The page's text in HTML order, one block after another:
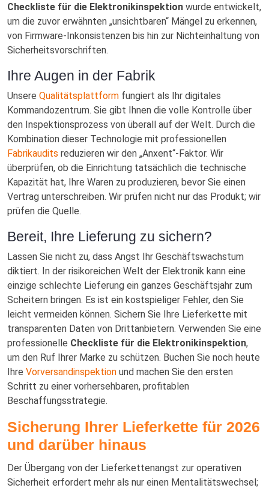
Checkliste für die Elektronikinspektion wurde entwickelt,
um die zuvor erwähnten „unsichtbaren“ Mängel zu erkennen,
von Firmware-Inkonsistenzen bis hin zur Nichteinhaltung von
Sicherheitsvorschriften.
Ihre Augen in der Fabrik
Unsere Qualitätsplattform fungiert als Ihr digitales
Kommandozentrum. Sie gibt Ihnen die volle Kontrolle über
den Inspektionsprozess von überall auf der Welt. Durch die
Kombination dieser Technologie mit professionellen
Fabrikaudits reduzieren wir den „Anxent“-Faktor. Wir
überprüfen, ob die Einrichtung tatsächlich die technische
Kapazität hat, Ihre Waren zu produzieren, bevor Sie einen
Vertrag unterschreiben. Wir prüfen nicht nur das Produkt; wir
prüfen die Quelle.
Bereit, Ihre Lieferung zu sichern?
Lassen Sie nicht zu, dass Angst Ihr Geschäftswachstum
diktiert. In der risikoreichen Welt der Elektronik kann eine
einzige schlechte Lieferung ein ganzes Geschäftsjahr zum
Scheitern bringen. Es ist ein kostspieliger Fehler, den Sie
leicht vermeiden können. Sichern Sie Ihre Lieferkette mit
transparenten Daten von Drittanbietern. Verwenden Sie eine
professionelle Checkliste für die Elektronikinspektion,
um den Ruf Ihrer Marke zu schützen. Buchen Sie noch heute
Ihre Vorversandinspektion und machen Sie den ersten
Schritt zu einer vorhersehbaren, profitablen
Beschaffungsstrategie.
Sicherung Ihrer Lieferkette für 2026
und darüber hinaus
Der Übergang von der Lieferkettenangst zur operativen
Sicherheit erfordert mehr als nur einen Mentalitätswechsel;